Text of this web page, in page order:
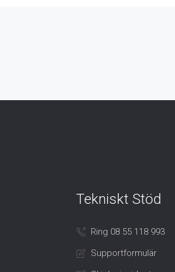
Tekniskt Stöd
Ring 08 55 118 993
Supportformulär